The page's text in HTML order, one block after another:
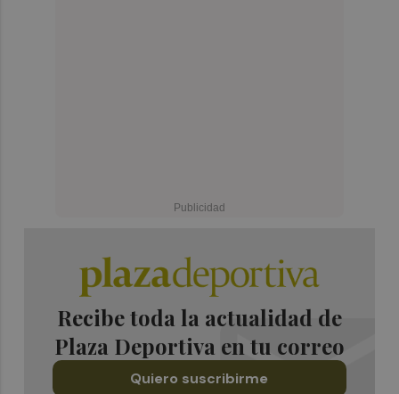
Recibe toda la actualidad de
Plaza Deportiva en tu correo
Quiero suscribirme